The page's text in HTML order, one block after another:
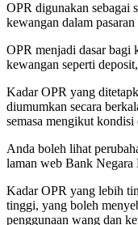
OPR digunakan sebagai
kewangan dalam
OPR menjadi dasar bagi
kewangan seperti
Kadar OPR yang
diumumkan secara
semasa mengikut kondisi
Anda boleh lihat
laman web Bank Negara
Kadar OPR yang lebih
tinggi, yang boleh
penggunaan wang dan